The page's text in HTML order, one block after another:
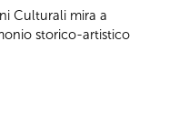
Culturali mira a
storico-artistico